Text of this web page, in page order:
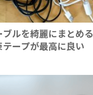
ルを綺麗にまとめ
ープが最高に良い